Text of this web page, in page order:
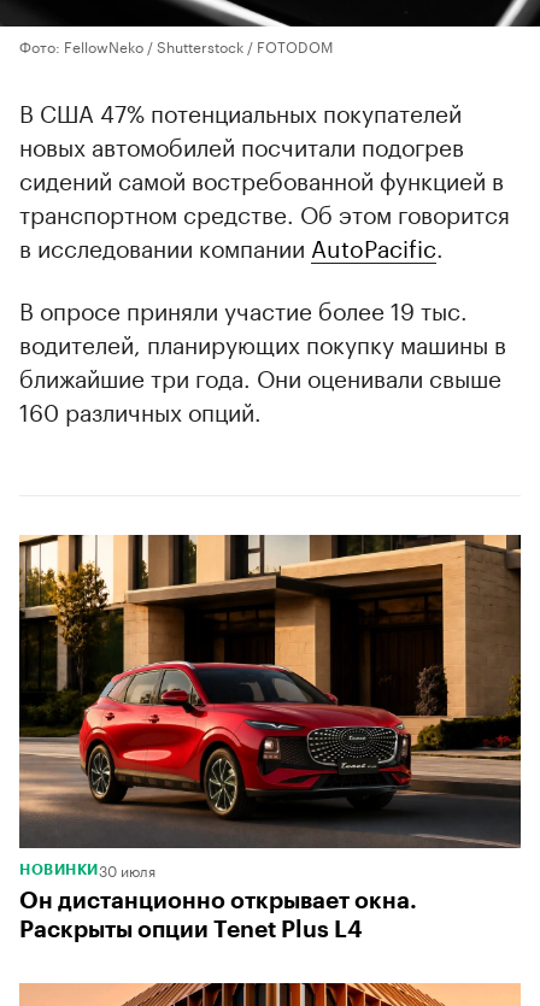
Фото: FellowNeko / Shutterstock / FOTODOM
В США 47% потенциальных покупателей
новых автомобилей посчитали подогрев
сидений самой востребованной функцией в
транспортном средстве. Об этом говорится
в исследовании компании AutoPacific.
В опросе приняли участие более 19 тыс.
водителей, планирующих покупку машины в
ближайшие три года. Они оценивали свыше
160 различных опций.
00:00 / 00:00
НОВИНКИ 30 июля
Он дистанционно открывает окна.
Раскрыты опции Tenet Plus L4